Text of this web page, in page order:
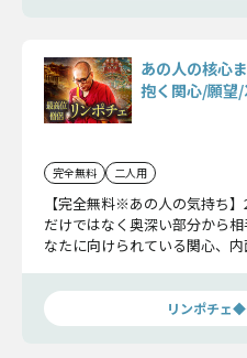
あの人の核心
抱く関心/願望
完全無料 二人用
【完全無料※あの人の気持ち
だけではなく奥深い部分から
なたに向けられている関心、
リンポチェ